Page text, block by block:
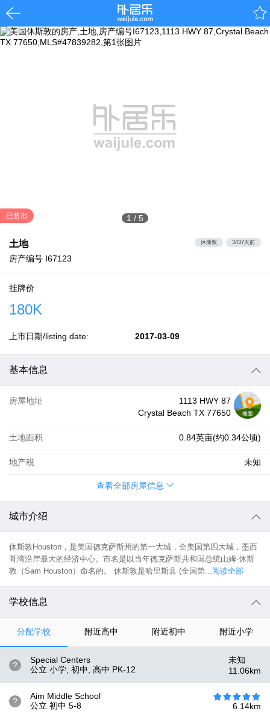
1 / 5
已售出
土地
房产编号 I67123
休斯敦 3437天前
挂牌价
180K
上市日期/listing date: 2017-03-09
基本信息
房屋地址
1113 HWY 87
Crystal Beach TX 77650
土地面积 0.84英亩(约0.34公顷)
地产税 未知
查看全部房屋信息
城市介绍
休斯敦Houston，是美国德克萨斯州的第一大城，全美国第四大城，墨西
哥湾沿岸最大的经济中心。市名是以当年德克萨斯共和国总统山姆·休斯
敦（Sam Houston）命名的。 休斯敦是哈里斯县 (全国第...阅读全部
学校信息
分配学校 附近高中 附近初中 附近小学
?
Special Centers
公立 小学, 初中, 高中 PK-12
未知
11.06km
?
Aim Middle School
公立 初中 5-8 6.14km